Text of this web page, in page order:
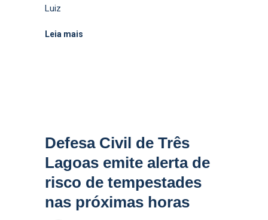
Luiz
Leia mais
Defesa Civil de Três
Lagoas emite alerta de
risco de tempestades
nas próximas horas